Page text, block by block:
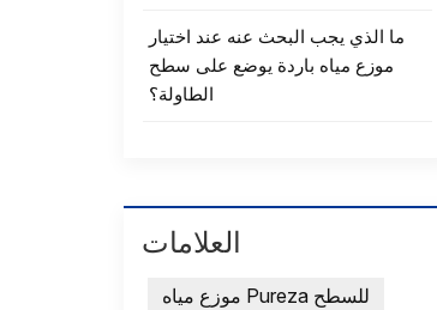
ما الذي يجب البحث عنه عند اختيار
موزع مياه باردة يوضع على سطح
الطاولة؟
العلامات
موزع مياه Pureza للسطح